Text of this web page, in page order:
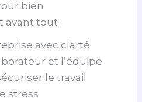
bien
avant tout :
avec clarté
et l’équipe
le travail
stress